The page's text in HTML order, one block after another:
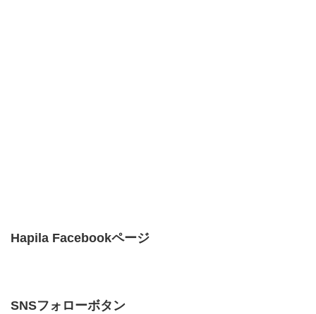
Hapila Facebookページ
SNSフォローボタン